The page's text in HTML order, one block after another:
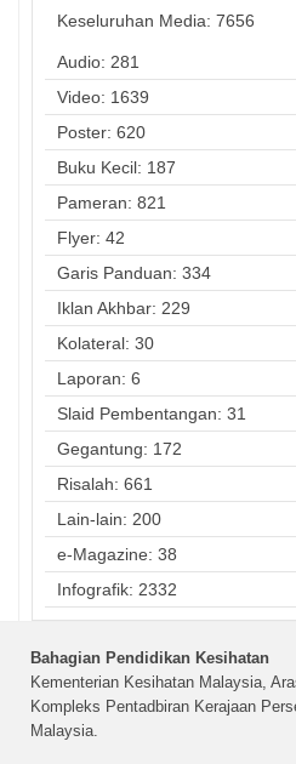
Keseluruhan Media: 7656
Audio: 281
Video: 1639
Poster: 620
Buku Kecil: 187
Pameran: 821
Flyer: 42
Garis Panduan: 334
Iklan Akhbar: 229
Kolateral: 30
Laporan: 6
Slaid Pembentangan: 31
Gegantung: 172
Risalah: 661
Lain-lain: 200
e-Magazine: 38
Infografik: 2332
Bahagian Pendidikan Kesihatan
Kementerian Kesihatan Malaysia,
Kompleks Pentadbiran Kerajaan
Malaysia.